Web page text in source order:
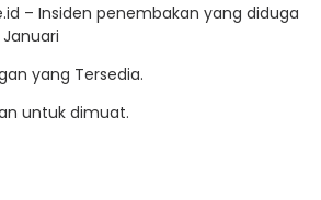
Update
– Insiden penembakan yang diduga
yang Tersedia.
untuk dimuat.